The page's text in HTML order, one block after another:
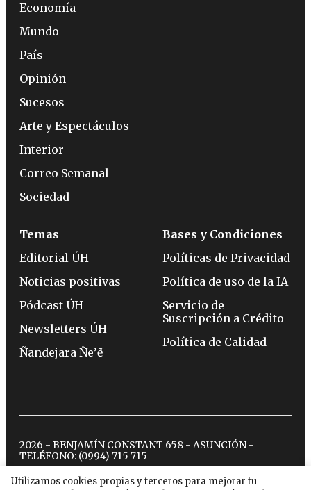
Utilizamos cookies propias y terceros para mejorar tu
Economía
Mundo
País
Opinión
Sucesos
Arte y Espectáculos
Interior
Correo Semanal
Sociedad
Temas
Editorial ÚH
Noticias positivas
Pódcast ÚH
Newsletters ÚH
Ñandejara Ñe’ẽ
Bases y Condiciones
Políticas de Privacidad
Política de uso de la IA
Servicio de
Suscripción a Crédito
Política de Calidad
2026 - BENJAMÍN CONSTANT 658 - ASUNCIÓN -
TELÉFONO: (0994) 715 715